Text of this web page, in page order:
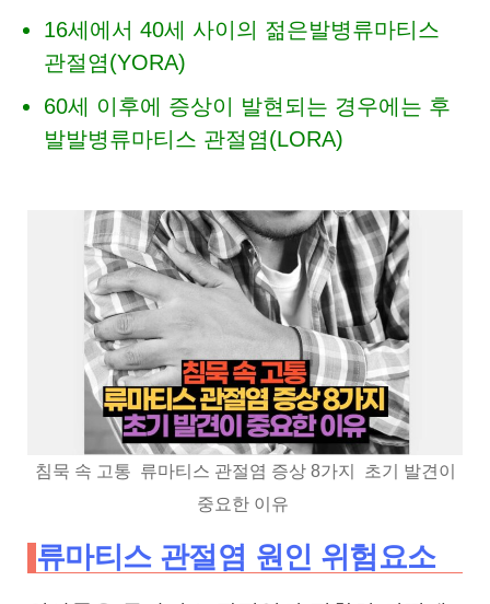
16세에서 40세 사이의 젊은발병류마티스
관절염(YORA)
60세 이후에 증상이 발현되는 경우에는 후
발발병류마티스 관절염(LORA)
침묵 속 고통 류마티스 관절염 증상 8가지 초기 발견이
중요한 이유
류마티스 관절염 원인 위험요소